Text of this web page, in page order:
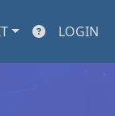
LOGIN